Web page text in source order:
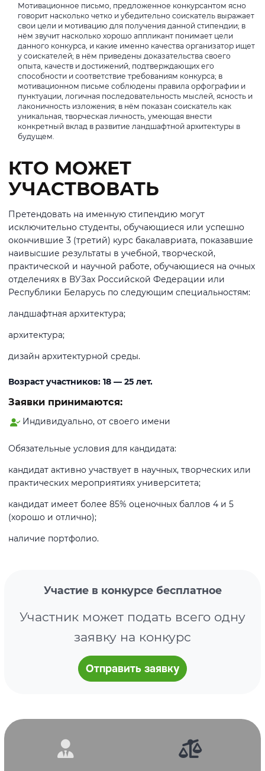
Мотивационное письмо, предложенное конкурсантом ясно
говорит насколько четко и убедительно соискатель выражает
свои цели и мотивацию для получения данной стипендии; в
нём звучит насколько хорошо аппликант понимает цели
данного конкурса, и какие именно качества организатор ищет
у соискателей; в нём приведены доказательства своего
опыта, качеств и достижений, подтверждающих его
способности и соответствие требованиям конкурса; в
мотивационном письме соблюдены правила орфографии и
пунктуации, логичная последовательность мыслей, ясность и
лаконичность изложения; в нём показан соискатель как
уникальная, творческая личность, умеющая внести
конкретный вклад в развитие ландшафтной архитектуры в
будущем.
КТО МОЖЕТ
УЧАСТВОВАТЬ
Претендовать на именную стипендию могут
исключительно студенты, обучающиеся или успешно
окончившие 3 (третий) курс бакалавриата, показавшие
наивысшие результаты в учебной, творческой,
практической и научной работе, обучающиеся на очных
отделениях в ВУЗах Российской Федерации или
Республики Беларусь по следующим специальностям:
ландшафтная архитектура;
архитектура;
дизайн архитектурной среды.
Возраст участников: 18 — 25 лет.
Заявки принимаются:
Индивидуально, от своего имени
Обязательные условия для кандидата:
кандидат активно участвует в научных, творческих или
практических мероприятиях университета;
кандидат имеет более 85% оценочных баллов 4 и 5
(хорошо и отлично);
наличие портфолио.
Участие в конкурсе бесплатное
Участник может подать всего одну
заявку на конкурс
Отправить заявку